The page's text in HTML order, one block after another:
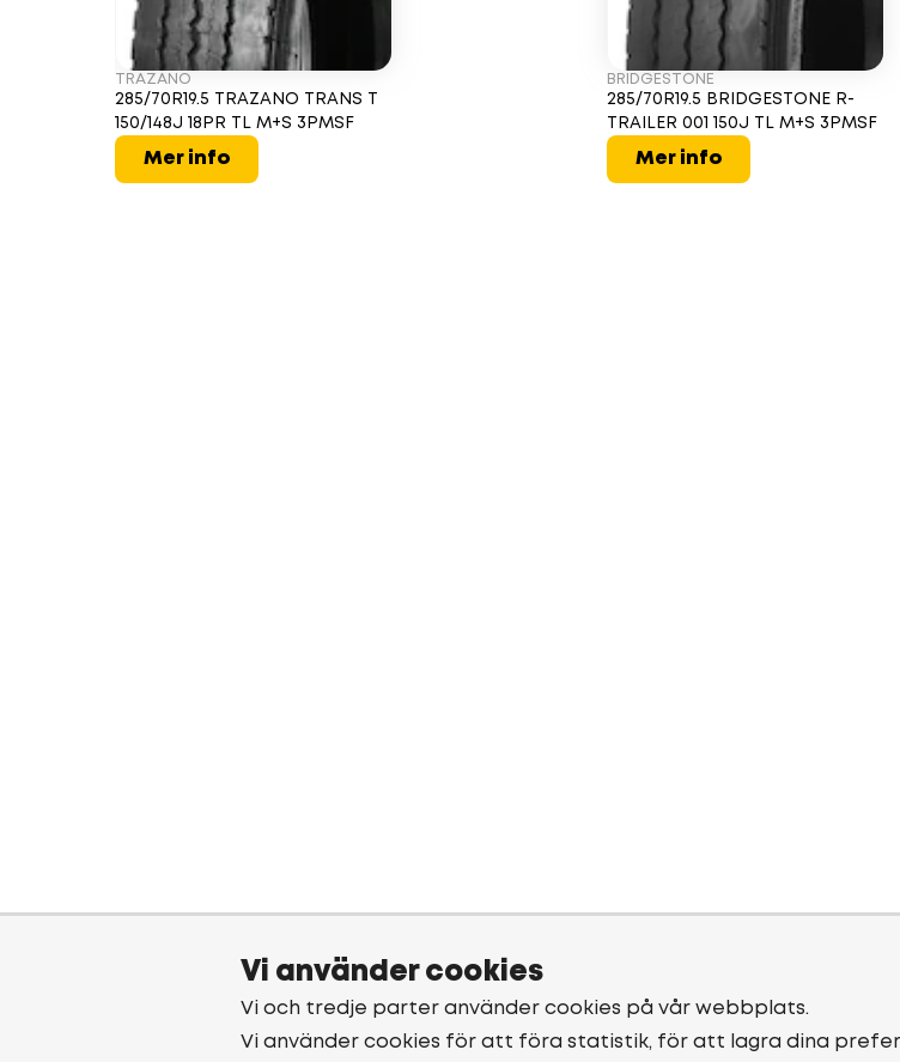
TRAZANO
285/70R19.5 TRAZANO TRANS T
150/148J 18PR TL M+S 3PMSF
Mer info
BRIDGESTONE
285/70R19.5 BRIDGESTONE R-
TRAILER 001 150J TL M+S 3PMSF
Mer info
Vi använder cookies
Vi och tredje parter använder cookies på vår webbplats.
Vi använder cookies för att föra statistik, för att lagra dina